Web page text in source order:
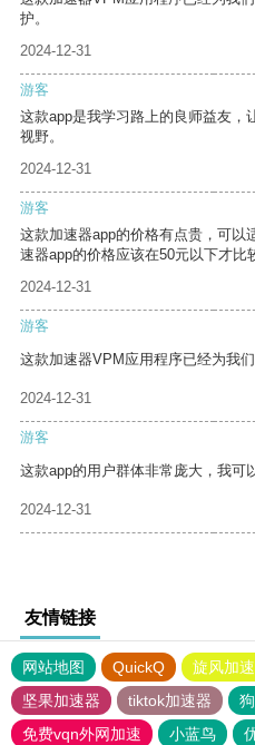
护。
2024-12-31
游客
这款app是我学习路上的良师益友，
视野。
2024-12-31
游客
这款加速器app的价格有点贵，可以
速器app的价格应该在50元以下才比
2024-12-31
游客
这款加速器VPM应用程序已经为我
2024-12-31
游客
这款app的用户群体非常庞大，我可
2024-12-31
友情链接
网站地图 QuickQ 旋风加
坚果加速器
tiktok加速器
免费vqn外网加速
小蓝鸟